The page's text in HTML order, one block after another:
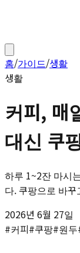
홈/가이드/생활
생활
커피, 매
대신 쿠
하루 1~2잔 마시
다. 쿠팡으로 바
2026년 6월 27일
#커피#쿠팡#원두